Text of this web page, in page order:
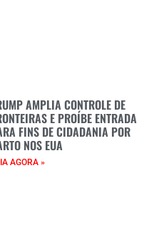
AMPLIA CONTROLE DE
E PROÍBE ENTRADA
FINS DE CIDADANIA POR
NOS EUA
AGORA »